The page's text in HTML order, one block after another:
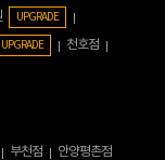
UPGRADE
UPGRADE
천호점
부천점 안양평촌점